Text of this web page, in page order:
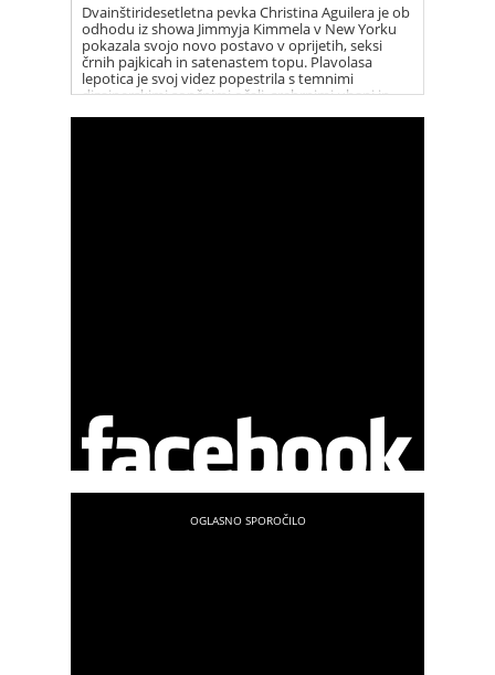
Dvainštiridesetletna pevka Christina Aguilera je ob
odhodu iz showa Jimmyja Kimmela v New Yorku
pokazala svojo novo postavo v oprijetih, seksi
črnih pajkicah in satenastem topu. Plavolasa
lepotica je svoj videz popestrila s temnimi
dizajnerskimi sončnimi očali, srebrnimi uhani in